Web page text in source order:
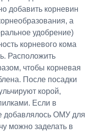
добавить корневин
а
удобрение)
корневого кома
Расположить
чтобы корневая
После посадки
корой,
Если в
добавлялось ОМУ для
можно заделать в